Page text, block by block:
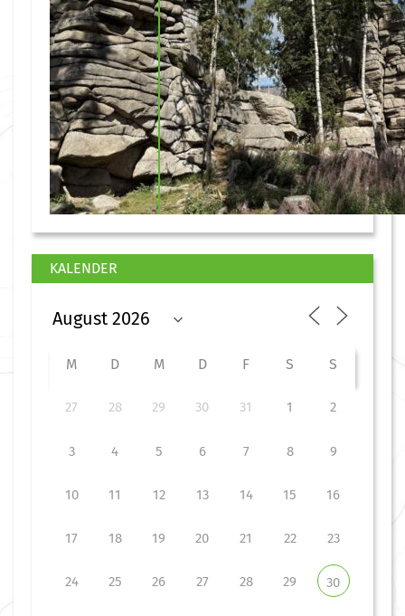
KALENDER
M D M D F S S
27 28 29 30 31 1 2
3 4 5 6 7 8 9
10 11 12 13 14 15 16
17 18 19 20 21 22 23
24 25 26 27 28 29 30